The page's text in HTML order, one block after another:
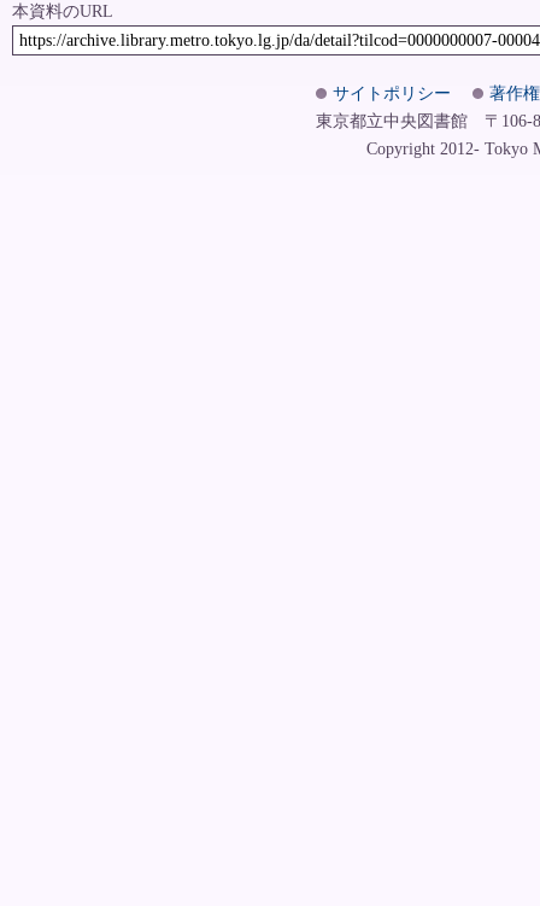
本資料のURL
https://archive.library.metro.tokyo.lg.jp/da/detail?tilcod=0000000007-
サイトポリシー
著作
東京都立中央図書館 〒106-
Copyright 2012- Tokyo